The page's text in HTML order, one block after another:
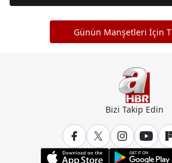
Günün Manşetleri İçin
Bizi Takip Edin